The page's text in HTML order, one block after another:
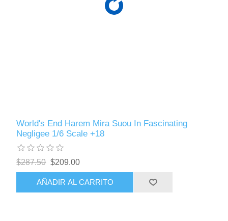
World's End Harem Mira Suou In Fascinating
Negligee 1/6 Scale +18
$287.50 $209.00
AÑADIR AL CARRITO